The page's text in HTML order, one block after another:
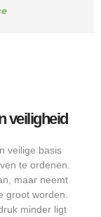
veiligheid
veilige basis
te ordenen.
maar neemt
groot worden.
minder ligt